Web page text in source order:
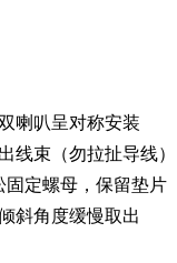
喇叭呈对称安装
线束（勿拉扯导线）
固定螺母，保留垫片
斜角度缓慢取出